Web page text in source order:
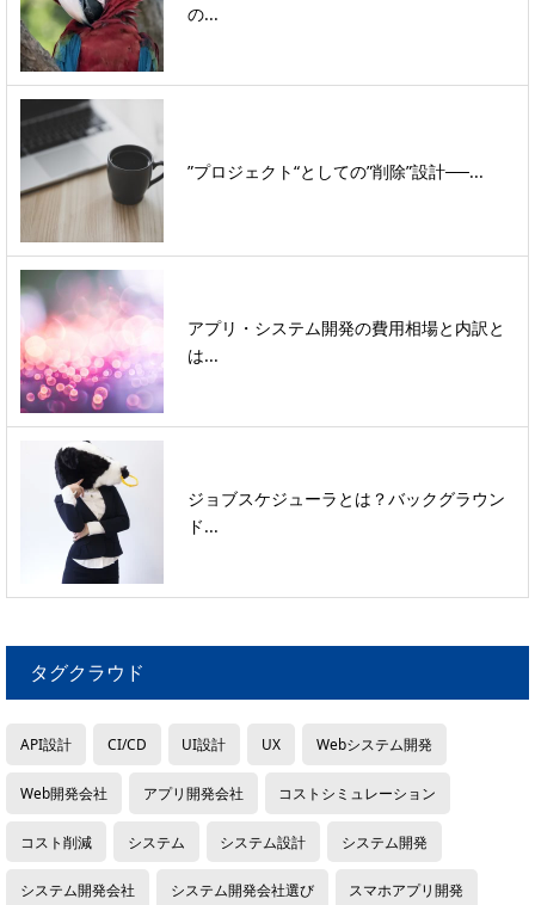
の...
”プロジェクト“としての”削除”設計──...
アプリ・システム開発の費用相場と内訳と
は...
ジョブスケジューラとは？バックグラウン
ド...
タグクラウド
API設計 CI/CD UI設計 UX Webシステム開発
Web開発会社 アプリ開発会社 コストシミュレーション
コスト削減 システム システム設計 システム開発
システム開発会社 システム開発会社選び スマホアプリ開発